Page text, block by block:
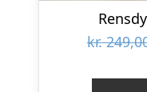
kr.